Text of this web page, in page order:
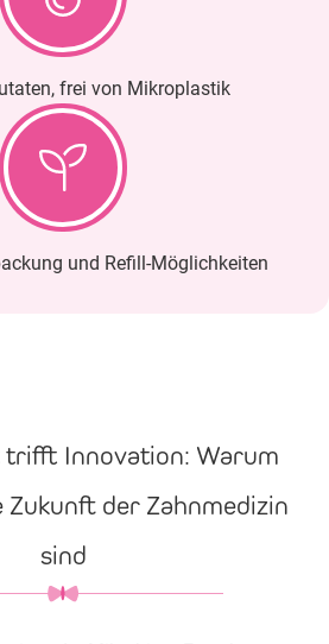
frei von Mikroplastik
und Refill-Möglichkeiten
trifft Innovation: Warum
Zukunft der Zahnmedizin
sind